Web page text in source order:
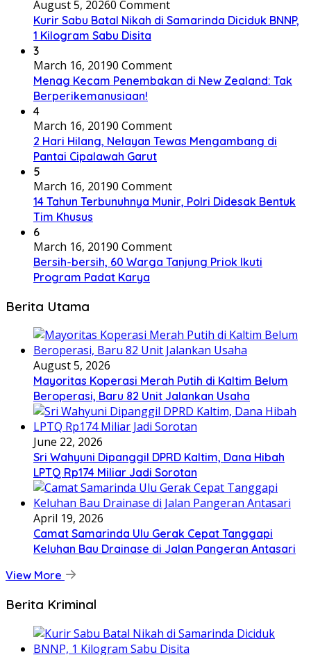
August 5, 20260 Comment
Kurir Sabu Batal Nikah di Samarinda Diciduk BNNP,
1 Kilogram Sabu Disita
3
March 16, 20190 Comment
Menag Kecam Penembakan di New Zealand: Tak
Berperikemanusiaan!
4
March 16, 20190 Comment
2 Hari Hilang, Nelayan Tewas Mengambang di
Pantai Cipalawah Garut
5
March 16, 20190 Comment
14 Tahun Terbunuhnya Munir, Polri Didesak Bentuk
Tim Khusus
6
March 16, 20190 Comment
Bersih-bersih, 60 Warga Tanjung Priok Ikuti
Program Padat Karya
Berita Utama
August 5, 2026
Mayoritas Koperasi Merah Putih di Kaltim Belum
Beroperasi, Baru 82 Unit Jalankan Usaha
June 22, 2026
Sri Wahyuni Dipanggil DPRD Kaltim, Dana Hibah
LPTQ Rp174 Miliar Jadi Sorotan
April 19, 2026
Camat Samarinda Ulu Gerak Cepat Tanggapi
Keluhan Bau Drainase di Jalan Pangeran Antasari
View More
Berita Kriminal